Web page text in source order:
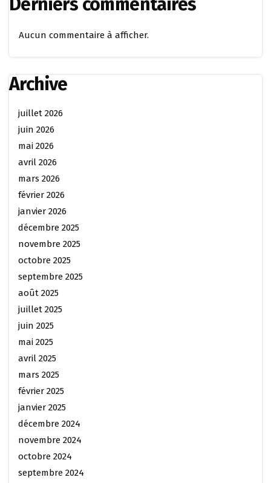
Aucun commentaire à afficher.
Archive
juillet 2026
juin 2026
mai 2026
avril 2026
mars 2026
février 2026
janvier 2026
décembre 2025
novembre 2025
octobre 2025
septembre 2025
août 2025
juillet 2025
juin 2025
mai 2025
avril 2025
mars 2025
février 2025
janvier 2025
décembre 2024
novembre 2024
octobre 2024
septembre 2024